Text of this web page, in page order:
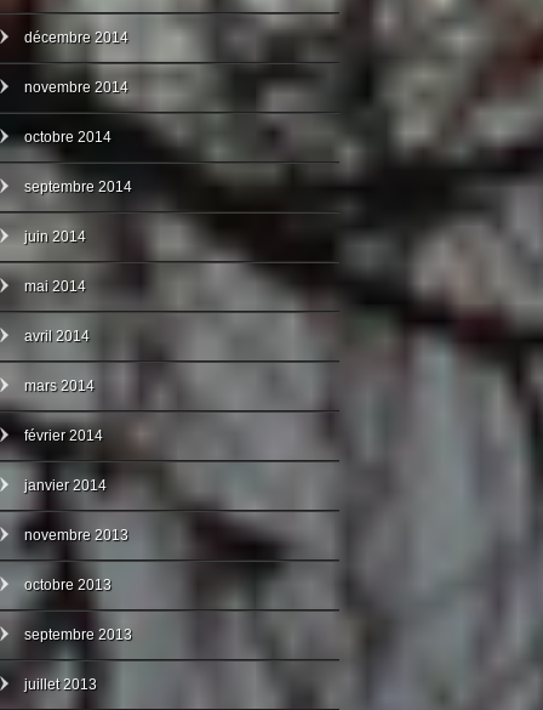
décembre 2014
novembre 2014
octobre 2014
septembre 2014
juin 2014
mai 2014
avril 2014
mars 2014
février 2014
janvier 2014
novembre 2013
octobre 2013
septembre 2013
juillet 2013